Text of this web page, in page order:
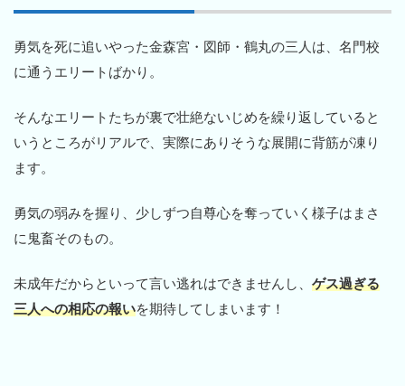
勇気を死に追いやった金森宮・図師・鶴丸の三人は、名門校
に通うエリートばかり。
そんなエリートたちが裏で壮絶ないじめを繰り返していると
いうところがリアルで、実際にありそうな展開に背筋が凍り
ます。
勇気の弱みを握り、少しずつ自尊心を奪っていく様子はまさ
に鬼畜そのもの。
未成年だからといって言い逃れはできませんし、 ゲス過ぎる
三人への相応の報いを期待してしまいます！